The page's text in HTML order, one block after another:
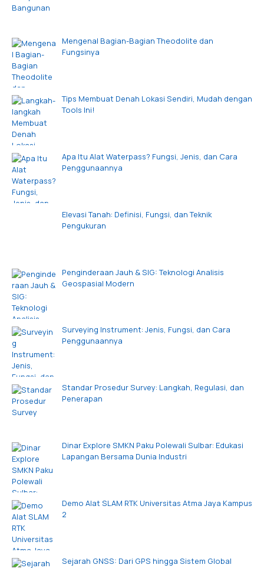
Mengenal Bagian-Bagian Theodolite dan
Fungsinya
Tips Membuat Denah Lokasi Sendiri, Mudah dengan
Tools Ini!
Apa Itu Alat Waterpass? Fungsi, Jenis, dan Cara
Penggunaannya
Elevasi Tanah: Definisi, Fungsi, dan Teknik
Pengukuran
Penginderaan Jauh & SIG: Teknologi Analisis
Geospasial Modern
Surveying Instrument: Jenis, Fungsi, dan Cara
Penggunaannya
Standar Prosedur Survey: Langkah, Regulasi, dan
Penerapan
Dinar Explore SMKN Paku Polewali Sulbar: Edukasi
Lapangan Bersama Dunia Industri
Demo Alat SLAM RTK Universitas Atma Jaya Kampus
2
Sejarah GNSS: Dari GPS hingga Sistem Global